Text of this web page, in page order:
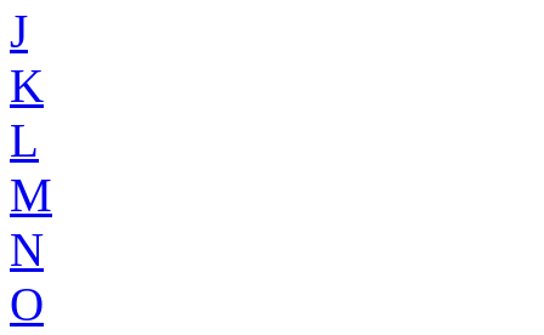
J
K
L
M
N
O